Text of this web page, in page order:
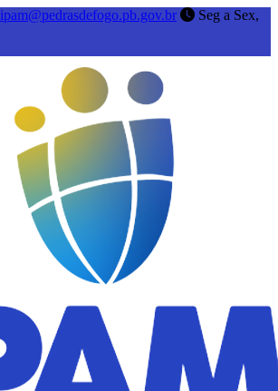
ipam@pedrasdefogo.pb.gov.br
Seg a Sex,